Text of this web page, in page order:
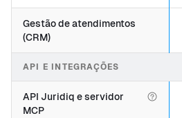
Gestão de atendimentos
(CRM)
API E INTEGRAÇÕES
API Juridiq e servidor
MCP